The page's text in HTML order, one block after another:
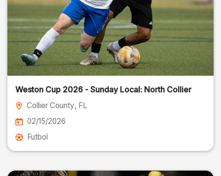
Weston Cup 2026 - Sunday Local: North Collier
Collier County, FL
02/15/2026
Futbol